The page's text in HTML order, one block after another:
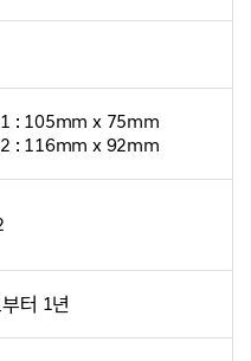
: 105mm x 75mm
: 116mm x 92mm
터 1년